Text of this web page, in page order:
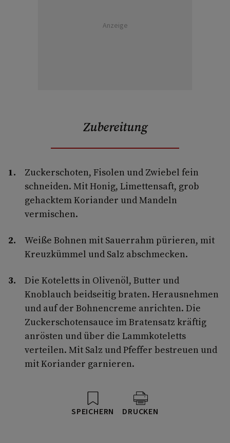
Anzeige
Zubereitung
Zuckerschoten, Fisolen und Zwiebel fein
schneiden. Mit Honig, Limettensaft, grob
gehacktem Koriander und Mandeln
vermischen.
Weiße Bohnen mit Sauerrahm pürieren, mit
Kreuzkümmel und Salz abschmecken.
Die Koteletts in Olivenöl, Butter und
Knoblauch beidseitig braten. Herausnehmen
und auf der Bohnencreme anrichten. Die
Zuckerschotensauce im Bratensatz kräftig
anrösten und über die Lammkoteletts
verteilen. Mit Salz und Pfeffer bestreuen und
mit Koriander garnieren.
SPEICHERN DRUCKEN